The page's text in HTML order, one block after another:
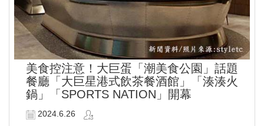
美食控注意！大巨蛋「潮美食公園」話題
餐廳「大巨星港式飲茶餐酒館」「湊湊火
鍋」「SPORTS NATION」開幕
2024.6.26